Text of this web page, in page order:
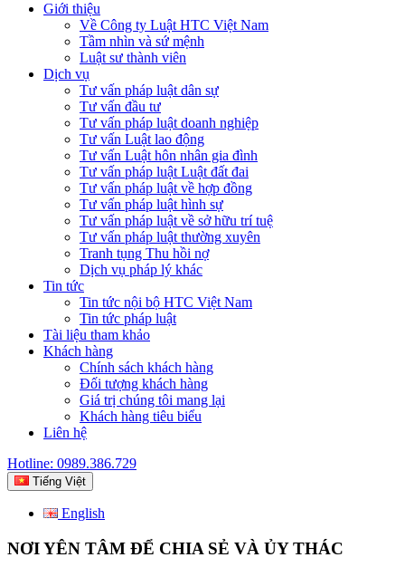
Giới thiệu
Về Công ty Luật HTC Việt Nam
Tầm nhìn và sứ mệnh
Luật sư thành viên
Dịch vụ
Tư vấn pháp luật dân sự
Tư vấn đầu tư
Tư vấn pháp luật doanh nghiệp
Tư vấn Luật lao động
Tư vấn Luật hôn nhân gia đình
Tư vấn pháp luật Luật đất đai
Tư vấn pháp luật về hợp đồng
Tư vấn pháp luật hình sự
Tư vấn pháp luật về sở hữu trí tuệ
Tư vấn pháp luật thường xuyên
Tranh tụng Thu hồi nợ
Dịch vụ pháp lý khác
Tin tức
Tin tức nội bộ HTC Việt Nam
Tin tức pháp luật
Tài liệu tham khảo
Khách hàng
Chính sách khách hàng
Đối tượng khách hàng
Giá trị chúng tôi mang lại
Khách hàng tiêu biểu
Liên hệ
Hotline: 0989.386.729
Tiếng Việt
English
NƠI YÊN TÂM ĐỂ CHIA SẺ VÀ ỦY THÁC